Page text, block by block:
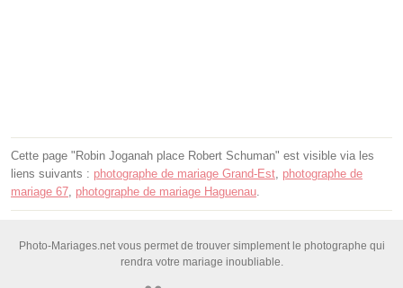
Cette page "Robin Joganah place Robert Schuman" est visible via les
liens suivants : photographe de mariage Grand-Est, photographe de
mariage 67, photographe de mariage Haguenau.
Photo-Mariages.net vous permet de trouver simplement le photographe qui
rendra votre mariage inoubliable.